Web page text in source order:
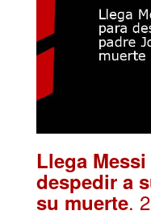
Llega
despedir a
su muerte.